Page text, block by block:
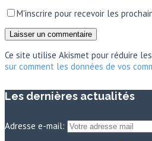
M'inscrire pour recevoir les
Ce site utilise Akismet pour réduire
sur comment les données de vos
Les dernières actualités
Adresse e-mail: